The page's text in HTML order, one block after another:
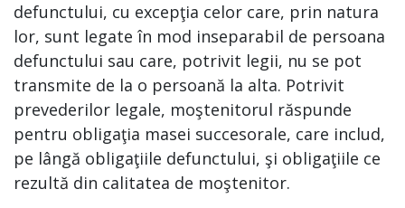
defunctului, cu excepţia celor care, prin natura
lor, sunt legate în mod inseparabil de persoana
defunctului sau care, potrivit legii, nu se pot
transmite de la o persoană la alta. Potrivit
prevederilor legale, moştenitorul răspunde
pentru obligaţia masei succesorale, care includ,
pe lângă obligaţiile defunctului, şi obligaţiile ce
rezultă din calitatea de moştenitor.